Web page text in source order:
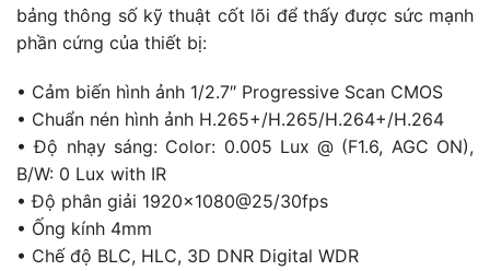
bảng thông số kỹ thuật cốt lõi để thấy được sức mạnh
phần cứng của thiết bị:
• Cảm biến hình ảnh 1/2.7″ Progressive Scan CMOS
• Chuẩn nén hình ảnh H.265+/H.265/H.264+/H.264
• Độ nhạy sáng: Color: 0.005 Lux @ (F1.6, AGC ON),
B/W: 0 Lux with IR
• Độ phân giải 1920×1080@25/30fps
• Ống kính 4mm
• Chế độ BLC, HLC, 3D DNR Digital WDR